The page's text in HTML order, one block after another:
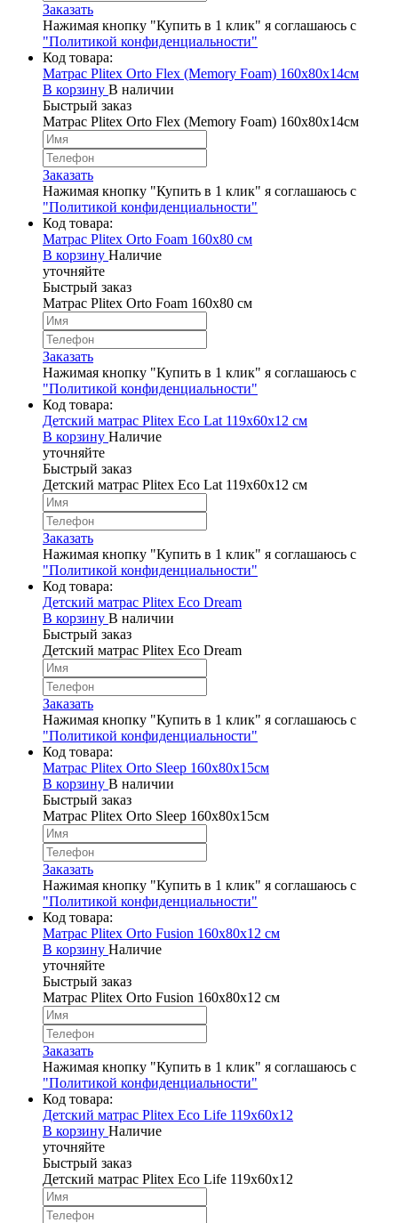
Заказать
Нажимая кнопку "Купить в 1 клик" я соглашаюсь с
"Политикой конфиденциальности"
Код товара:
Матрас Plitex Orto Flex (Memory Foam) 160х80х14см
В корзину В наличии
Быстрый заказ
Матрас Plitex Orto Flex (Memory Foam) 160х80х14см
Заказать
Нажимая кнопку "Купить в 1 клик" я соглашаюсь с
"Политикой конфиденциальности"
Код товара:
Матрас Plitex Orto Foam 160х80 см
В корзину Наличие
уточняйте
Быстрый заказ
Матрас Plitex Orto Foam 160х80 см
Заказать
Нажимая кнопку "Купить в 1 клик" я соглашаюсь с
"Политикой конфиденциальности"
Код товара:
Детский матрас Plitex Eco Lat 119х60х12 см
В корзину Наличие
уточняйте
Быстрый заказ
Детский матрас Plitex Eco Lat 119х60х12 см
Заказать
Нажимая кнопку "Купить в 1 клик" я соглашаюсь с
"Политикой конфиденциальности"
Код товара:
Детский матрас Plitex Eco Dream
В корзину В наличии
Быстрый заказ
Детский матрас Plitex Eco Dream
Заказать
Нажимая кнопку "Купить в 1 клик" я соглашаюсь с
"Политикой конфиденциальности"
Код товара:
Матрас Plitex Orto Sleep 160х80х15см
В корзину В наличии
Быстрый заказ
Матрас Plitex Orto Sleep 160х80х15см
Заказать
Нажимая кнопку "Купить в 1 клик" я соглашаюсь с
"Политикой конфиденциальности"
Код товара:
Матрас Plitex Orto Fusion 160х80х12 см
В корзину Наличие
уточняйте
Быстрый заказ
Матрас Plitex Orto Fusion 160х80х12 см
Заказать
Нажимая кнопку "Купить в 1 клик" я соглашаюсь с
"Политикой конфиденциальности"
Код товара:
Детский матрас Plitex Eco Life 119х60х12
В корзину Наличие
уточняйте
Быстрый заказ
Детский матрас Plitex Eco Life 119х60х12